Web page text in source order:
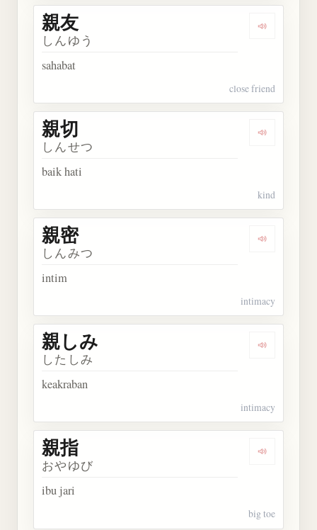
Dengarkan
親友
しんゆう
sahabat
close friend
Dengarkan
親切
しんせつ
baik hati
kind
Dengarkan
親密
しんみつ
intim
intimacy
Dengarkan
親しみ
したしみ
keakraban
intimacy
Dengarkan
親指
おやゆび
ibu jari
big toe